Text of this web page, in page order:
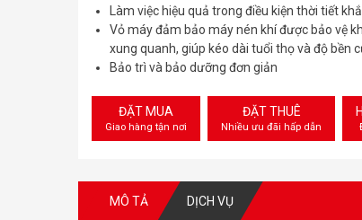
Làm việc hiệu quả trong điều kiện thời tiết
Vỏ máy đảm bảo máy nén khí được bảo vệ
xung quanh, giúp kéo dài tuổi thọ và độ bền
Bảo trì và bảo dưỡng đơn giản
ĐẶT MUA
Giao hàng tận nơi
ĐẶT THUÊ
Nhiều ưu đãi hấp dẫn
MÔ TẢ DỊCH VỤ